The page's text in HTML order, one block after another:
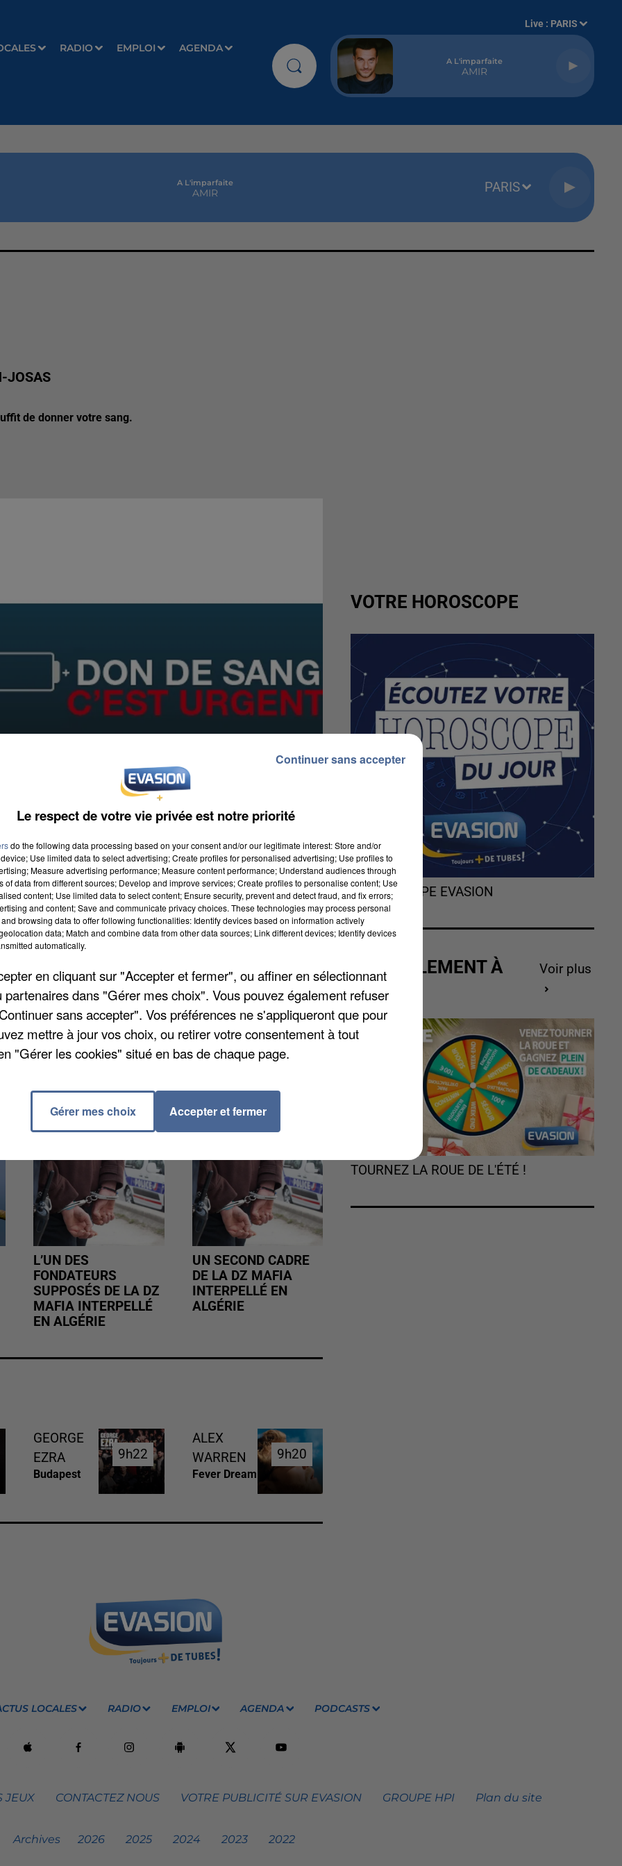
RADIO EMPLOI AGENDA
Live : PARIS
A L'imparfaite
AMIR
A L'imparfaite
AMIR PARIS
JOSAS
de donner votre sang.
il suffit de donner votre sang. Une nouvelle
Josas. Rendez-vous de 14h30 à 19h30 à la salle
pas à jeun ! Au contraire, l'Etablissement
et de boire au moins un demi-litre d'eau avant de
votre créneau directement sur Internet
sur le
L’UN DES
FONDATEURS
SUPPOSÉS DE LA DZ
MAFIA INTERPELLÉ
EN ALGÉRIE
UN SECOND CADRE
DE LA DZ MAFIA
INTERPELLÉ EN
ALGÉRIE
GEORGE
EZRA
Budapest
9h22
9h22
ALEX
WARREN
Fever Dream
9h20
9h20
VOTRE HOROSCOPE
L'HOROSCOPE EVASION
ACTUELLEMENT À
GAGNER
Voir plus
TOURNEZ LA ROUE DE L'ÉTÉ !
LOCALES RADIO EMPLOI AGENDA PODCASTS
JEUX CONTACTEZ NOUS VOTRE PUBLICITÉ SUR EVASION GROUPE HPI Plan du site
Archives 2026 2025 2024 2023 2022
Le respect de votre vie privée est notre priorité
do the following data processing based on your consent and/or our legitimate interest: Store and/or
Use limited data to select advertising; Create profiles for personalised advertising; Use profiles to
Measure advertising performance; Measure content performance; Understand audiences through
of data from different sources; Develop and improve services; Create profiles to personalise content; Use
content; Use limited data to select content; Ensure security, prevent and detect fraud, and fix errors;
and content; Save and communicate privacy choices. These technologies may process personal
browsing data to offer following functionalities: Identify devices based on information actively
data; Match and combine data from other data sources; Link different devices; Identify devices
automatically.
en cliquant sur "Accepter et fermer", ou affiner en sélectionnant
partenaires dans "Gérer mes choix". Vous pouvez également refuser
sans accepter". Vos préférences ne s'appliqueront que pour
mettre à jour vos choix, ou retirer votre consentement à tout
"Gérer les cookies" situé en bas de chaque page.
Gérer mes choix Accepter et fermer
Continuer sans accepter